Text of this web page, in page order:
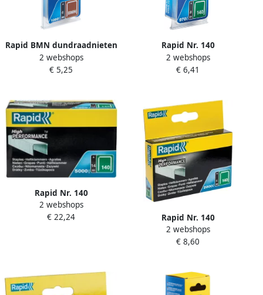
Rapid BMN dundraadnieten
6 mm 1.080 stuks 40109555
2 webshops
€ 5,25
Rapid Nr. 140
vlakdraadnieten 8 mm 970
stuks 40109514
2 webshops
€ 6,41
Rapid Nr. 140
vlakdraadnieten 14 mm
5.000 stuks 11915611
2 webshops
€ 22,24
Rapid Nr. 140
vlakdraadnieten 6 mm
2.000 stuks 11905731
2 webshops
€ 8,60